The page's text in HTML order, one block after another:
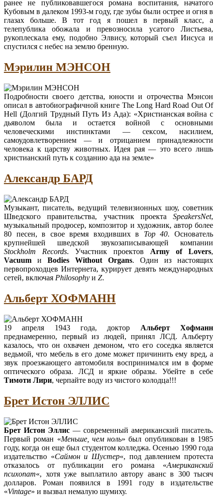
ранее не публиковавшегося романа воспитания, начатого
Кубовым в далеком 1993-м году, где зубы были острее и огня в
глазах больше. В тот год я пошел в первый класс, а
телепублика обожала и превозносила усатого Листьева,
рукоплескала ему, подобно Элвису, который съел Иисуса и
спустился с небес на землю бренную.
Мэрилин МЭНСОН
Подробности своего детства, юности и отрочества Мэнсон
описал в автобиографичной книге The Long Hard Road Out Of
Hell (Долгий Трудный Путь Из Ада): «Христианская война с
дьяволом была и остается войной с основными
человеческими инстинктами — сексом, насилием,
самоудовлетворением — и отрицанием принадлежности
человека к царству животных. Идея рая — это всего лишь
христианский путь к созданию ада на земле»
Александр БАРД
Музыкант, писатель, ведущий телевизионных шоу, советник
Шведского правительства, участник проекта SpeakersNet,
музыкальный продюсер, композитор и художник, автор более
80 песен, в свое время входивших в Тор 40. Основатель
крупнейшей шведской звукозаписывающей компании
Stockholm Records. Участник проектов Army of Lovers,
Vacuum и Bodies Without Organs. Один из настоящих
первопроходцев Интернета, курирует девять международных
сетей, включая Philosophy и Z.
Альберт ХОФМАНН
19 апреля 1943 года, доктор Альберт Хофманн
преднамеренно, первый из людей, принял ЛСД. Альберту
казалось, что он охвачен демоном, что его соседка является
ведьмой, что мебель в его доме может причинить ему вред, а
звук проезжающего автомобиля воспринимался им в форме
оптического образа. ЛСД и яркие образы. Убейте в себе
Тимоти Лири, черпайте воду из чистого колодца!!!
Брет Истон ЭЛЛИС
Брет Истон Эллис — современный американский писатель.
Первый роман «Меньше, чем ноль» был опубликован в 1985
году, когда он еще был студентом колледжа. Осенью 1990 года
издательство «Саймон и Шустер«, под давлением протеста
отказалось от публикации его романа «Американский
психопат«, хотя уже выплатило автору аванс в 300 тысяч
долларов. Роман появился в 1991 году в издательстве
«Vintage» и вызвал немалую шумиху.